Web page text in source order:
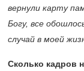
вернули карту
Богу, все
случай в моей
Сколько кадров